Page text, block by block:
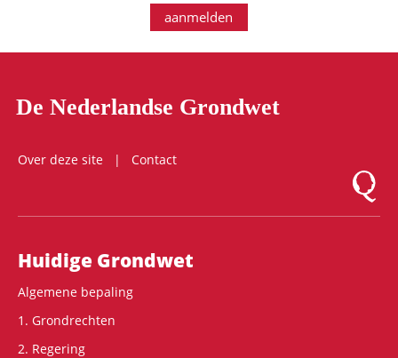
aanmelden
De Nederlandse Grondwet
Over deze site
Contact
Logo
Hoofdnavigatie
Huidige Grondwet
Algemene bepaling
1. Grondrechten
2. Regering